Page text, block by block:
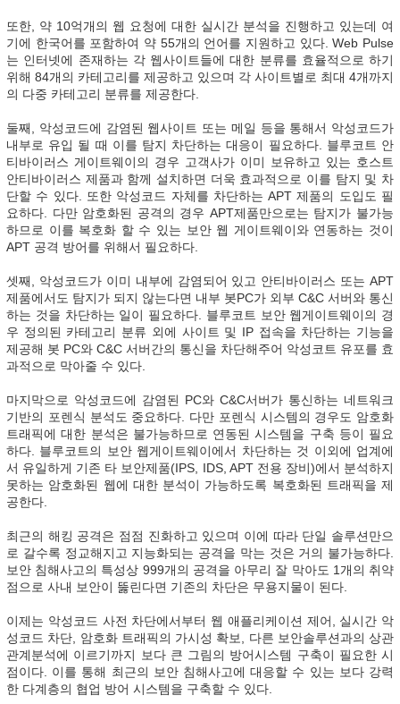
또한, 약 10억개의 웹 요청에 대한 실시간 분석을 진행하고 있는데 여
기에 한국어를 포함하여 약 55개의 언어를 지원하고 있다. Web Pulse
는 인터넷에 존재하는 각 웹사이트들에 대한 분류를 효율적으로 하기
위해 84개의 카테고리를 제공하고 있으며 각 사이트별로 최대 4개까지
의 다중 카테고리 분류를 제공한다.
둘째, 악성코드에 감염된 웹사이트 또는 메일 등을 통해서 악성코드가
내부로 유입 될 때 이를 탐지 차단하는 대응이 필요하다. 블루코트 안
티바이러스 게이트웨이의 경우 고객사가 이미 보유하고 있는 호스트
안티바이러스 제품과 함께 설치하면 더욱 효과적으로 이를 탐지 및 차
단할 수 있다. 또한 악성코드 자체를 차단하는 APT 제품의 도입도 필
요하다. 다만 암호화된 공격의 경우 APT제품만으로는 탐지가 불가능
하므로 이를 복호화 할 수 있는 보안 웹 게이트웨이와 연동하는 것이
APT 공격 방어를 위해서 필요하다.
셋째, 악성코드가 이미 내부에 감염되어 있고 안티바이러스 또는 APT
제품에서도 탐지가 되지 않는다면 내부 봇PC가 외부 C&C 서버와 통신
하는 것을 차단하는 일이 필요하다. 블루코트 보안 웹게이트웨이의 경
우 정의된 카테고리 분류 외에 사이트 및 IP 접속을 차단하는 기능을
제공해 봇 PC와 C&C 서버간의 통신을 차단해주어 악성코트 유포를 효
과적으로 막아줄 수 있다.
마지막으로 악성코드에 감염된 PC와 C&C서버가 통신하는 네트워크
기반의 포렌식 분석도 중요하다. 다만 포렌식 시스템의 경우도 암호화
트래픽에 대한 분석은 불가능하므로 연동된 시스템을 구축 등이 필요
하다. 블루코트의 보안 웹게이트웨이에서 차단하는 것 이외에 업계에
서 유일하게 기존 타 보안제품(IPS, IDS, APT 전용 장비)에서 분석하지
못하는 암호화된 웹에 대한 분석이 가능하도록 복호화된 트래픽을 제
공한다.
최근의 해킹 공격은 점점 진화하고 있으며 이에 따라 단일 솔루션만으
로 갈수록 정교해지고 지능화되는 공격을 막는 것은 거의 불가능하다.
보안 침해사고의 특성상 999개의 공격을 아무리 잘 막아도 1개의 취약
점으로 사내 보안이 뚫린다면 기존의 차단은 무용지물이 된다.
이제는 악성코드 사전 차단에서부터 웹 애플리케이션 제어, 실시간 악
성코드 차단, 암호화 트래픽의 가시성 확보, 다른 보안솔루션과의 상관
관계분석에 이르기까지 보다 큰 그림의 방어시스템 구축이 필요한 시
점이다. 이를 통해 최근의 보안 침해사고에 대응할 수 있는 보다 강력
한 다계층의 협업 방어 시스템을 구축할 수 있다.